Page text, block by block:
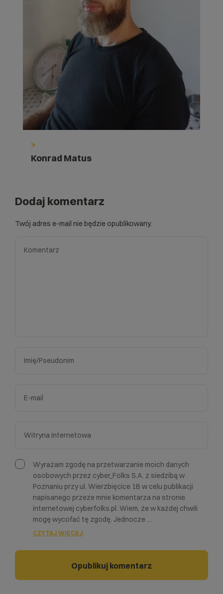
>
Konrad Matus
Dodaj komentarz
Twój adres e-mail nie będzie opublikowany.
Wyrażam zgodę na przetwarzanie moich danych
osobowych przez cyber_Folks S.A. z siedzibą w
Poznaniu przy ul. Wierzbięcice 1B w celu publikacji
napisanego przeze mnie komentarza na stronie
internetowej cyberfolks.pl. Wiem, że w każdej chwili
mogę wycofać tę zgodę. Jednocze ...
CZYTAJ WIĘCEJ